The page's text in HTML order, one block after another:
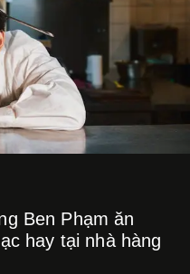
Ben Phạm ăn
hay tại nhà hàng